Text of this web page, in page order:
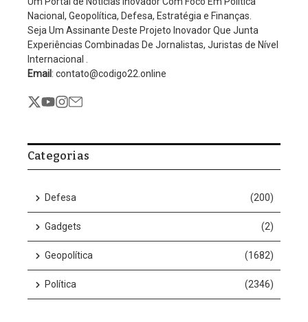
Nacional, Geopolítica, Defesa, Estratégia e Finanças.
Seja Um Assinante Deste Projeto Inovador Que Junta
Experiências Combinadas De Jornalistas, Juristas de Nível
Internacional .
Email : contato@codigo22.online
Categorias
Defesa (200)
Gadgets (2)
Geopolítica (1682)
Política (2346)